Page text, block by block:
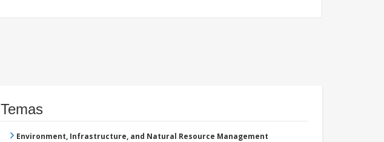
Temas
Environment, Infrastructure, and Natural Resource Management